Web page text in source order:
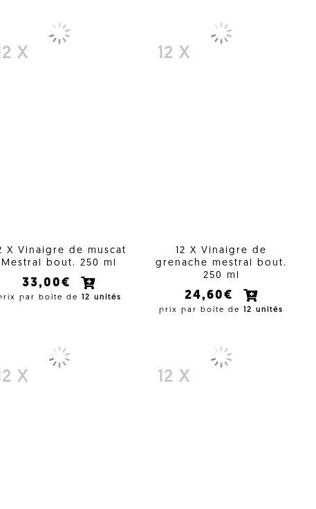
X
X Vinaigre de muscat
Mestral bout. 250 ml
33,00€
par boîte de 12 unités
12 X
12 X Vinaigre de
grenache mestral bout.
250 ml
24,60€
prix par boîte de12 unités
X 12 X